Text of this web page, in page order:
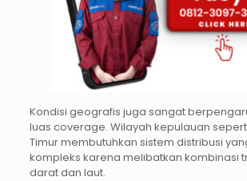
Kondisi geografis juga sangat
luas coverage. Wilayah kepulauan
Timur membutuhkan sistem distribusi
kompleks karena melibatkan kombinasi
darat dan laut.